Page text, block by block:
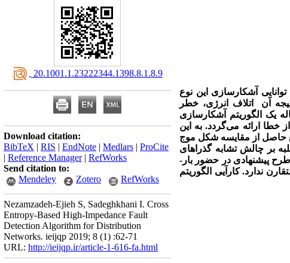
آشکارسازی این نوع
آن اتلاف انرژی، خطر
یک الگوریتم آشکارسازی
ارائه می‌گردد. به این
حاصل از مقایسه شکل موج
بر چالش تشابه گذراهای
پیشنهادی در حضور بار­
ندارد. کارآیی الگوریتم
‎ 20.1001.1.23222344.1398.8.1.8.9
Download citation:
BibTeX | RIS | EndNote | Medlars | ProCite
| Reference Manager| RefWorks
Send citation to:
Mendeley
Zotero RefWorks
Nezamzadeh-Ejieh S, Sadeghkhani I. Cross
Entropy-Based High-Impedance Fault
Detection Algorithm for Distribution
Networks. ieijqp 2019; 8 (1) :62-71
URL: http://ieijqp.ir/article-1-616-fa.html